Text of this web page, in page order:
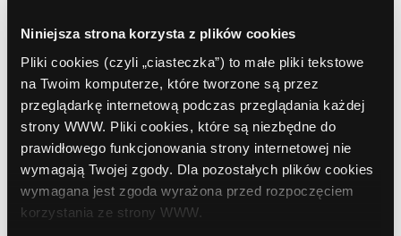
Niniejsza strona korzysta z plików cookies
Pliki cookies (czyli „ciasteczka”) to małe pliki tekstowe
na Twoim komputerze, które tworzone są przez
przeglądarkę internetową podczas przeglądania każdej
strony WWW. Pliki cookies, które są niezbędne do
prawidłowego funkcjonowania strony internetowej nie
wymagają Twojej zgody. Dla pozostałych plików cookies
wymagana jest zgoda wyrażona przed rozpoczęciem
korzystania ze strony WWW.
Name Required